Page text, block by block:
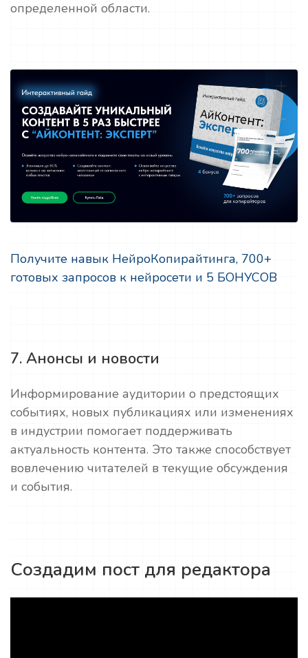
определенной области.
Получите навык НейроКопирайтинга, 700+
готовых запросов к нейросети и 5 БОНУСОВ
7. Анонсы и новости
Информирование аудитории о предстоящих
событиях, новых публикациях или изменениях
в индустрии помогает поддерживать
актуальность контента. Это также способствует
вовлечению читателей в текущие обсуждения
и события.
Создадим пост для редактора